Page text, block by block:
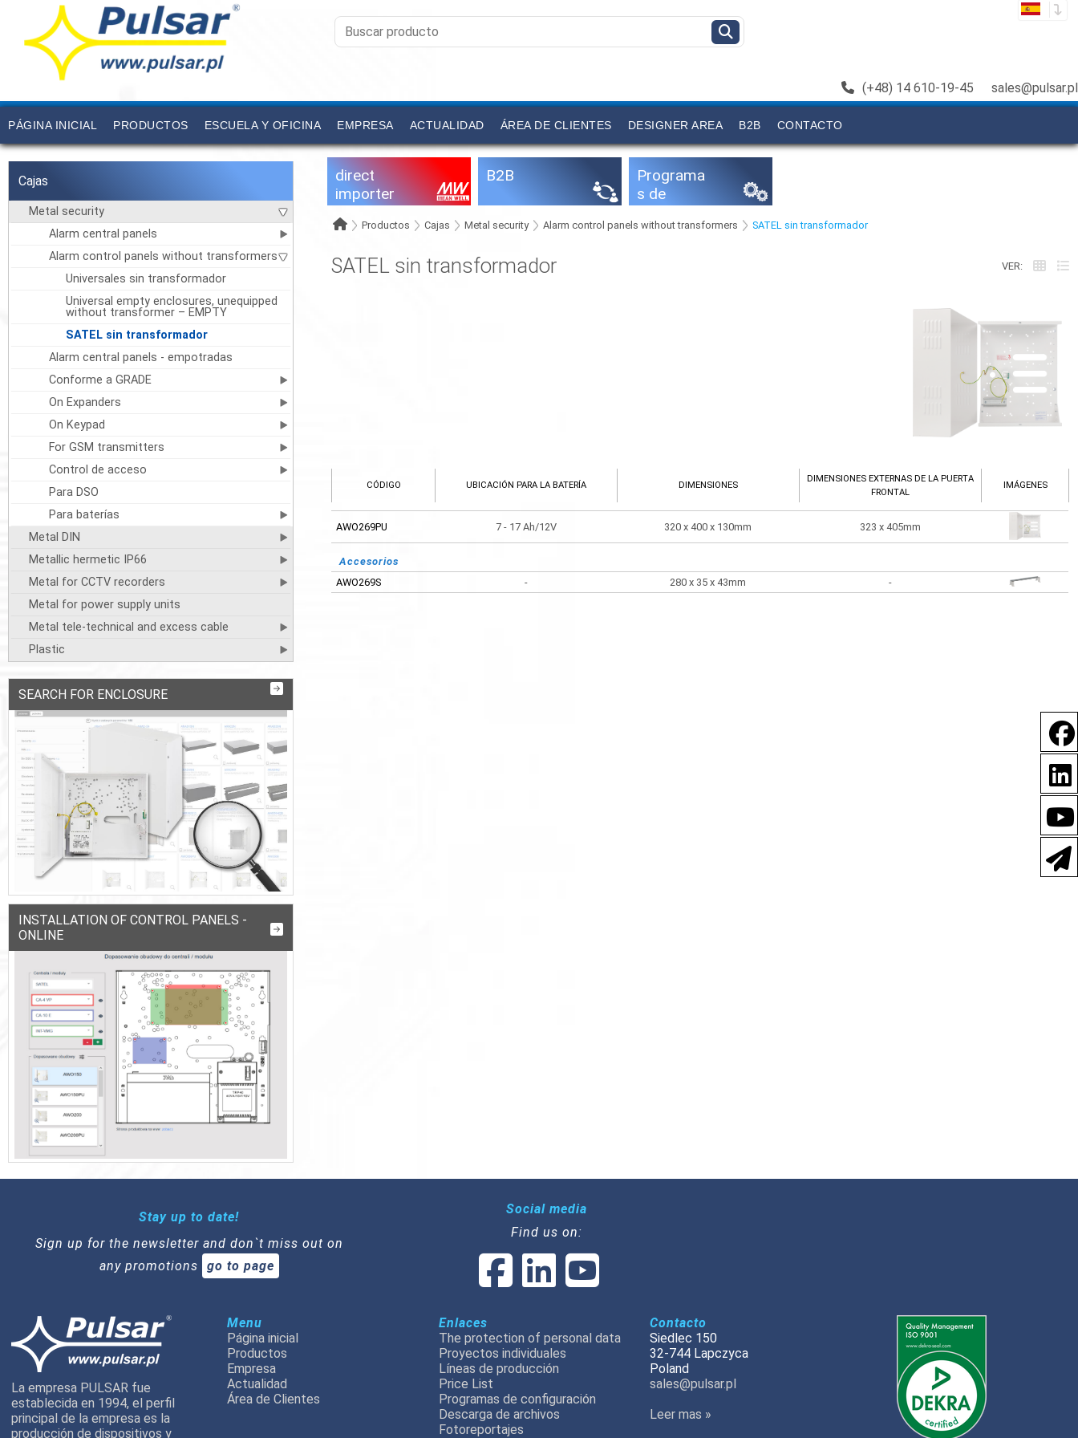
(+48) 14 610-19-45 sales@pulsar.pl
PÁGINA INICIAL PRODUCTOS ESCUELA Y OFICINA EMPRESA ACTUALIDAD ÁREA DE CLIENTES DESIGNER AREA B2B CONTACTO
Cajas
Metal security
Alarm central panels
Alarm control panels without transformers
Universales sin transformador
Universal empty enclosures, unequipped
without transformer – EMPTY
SATEL sin transformador
Alarm central panels - empotradas
Conforme a GRADE
On Expanders
On Keypad
For GSM transmitters
Control de acceso
Para DSO
Para baterías
Metal DIN
Metallic hermetic IP66
Metal for CCTV recorders
Metal for power supply units
Metal tele-technical and excess cable
Plastic
SEARCH FOR ENCLOSURE
INSTALLATION OF CONTROL PANELS -
ONLINE
direct
importer
B2B
Programa
s de
ón
Productos Cajas Metal security Alarm control panels without transformers SATEL sin transformador
SATEL sin transformador VER:
CÓDIGO UBICACIÓN PARA LA BATERÍA DIMENSIONES
DIMENSIONES EXTERNAS DE LA PUERTA
FRONTAL
IMÁGENES
AWO269PU 7 - 17 Ah/12V 320 x 400 x 130mm 323 x 405mm
Accesorios
AWO269S
- 280 x 35 x 43mm -
Stay up to date!
Sign up for the newsletter and don`t miss out on
any promotions
go to page
Social media
Find us on:
La empresa PULSAR fue
establecida en 1994, el perfil
principal de la empresa es la
producción de dispositivos y
Menu
Página inicial
Productos
Empresa
Actualidad
Área de Clientes
Enlaces
The protection of personal data
Proyectos individuales
Líneas de producción
Price List
Programas de configuración
Descarga de archivos
Fotoreportajes
Contacto
Siedlec 150
32-744 Lapczyca
Poland
sales@pulsar.pl
Leer mas »